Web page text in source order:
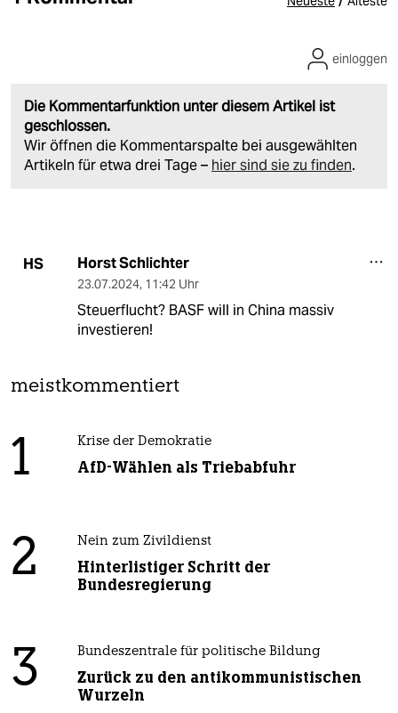
Die Kommentarfunktion unter diesem Artikel ist
geschlossen.
Wir öffnen die Kommentarspalte bei ausgewählten
Artikeln für etwa drei Tage – hier sind sie zu finden.
einloggen
HS Horst Schlichter
23.07.2024, 11:42 Uhr
Steuerflucht? BASF will in China massiv
investieren!
meistkommentiert
1 Krise der Demokratie
AfD-Wählen als Triebabfuhr
2 Nein zum Zivildienst
Hinterlistiger Schritt der
Bundesregierung
3 Bundeszentrale für politische Bildung
Zurück zu den antikommunistischen
Wurzeln